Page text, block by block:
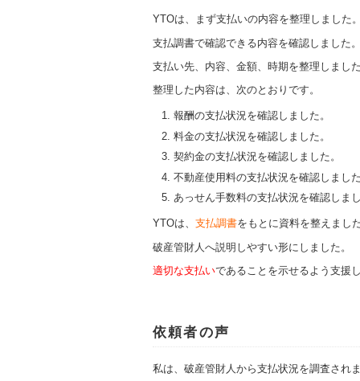
YTOは、まず支払いの内容を整理しました。
支払調書で確認できる内容を確認しました。
支払い先、内容、金額、時期を整理しました
整理した内容は、次のとおりです。
報酬の支払状況を確認しました。
料金の支払状況を確認しました。
契約金の支払状況を確認しました。
不動産使用料の支払状況を確認しました
あっせん手数料の支払状況を確認しまし
YTOは、 支払調書をもとに資料を整えました
破産管財人へ説明しやすい形にしました。
適切な支払いであることを示せるよう支援し
依頼者の声
私は、破産管財人から支払状況を調査されま